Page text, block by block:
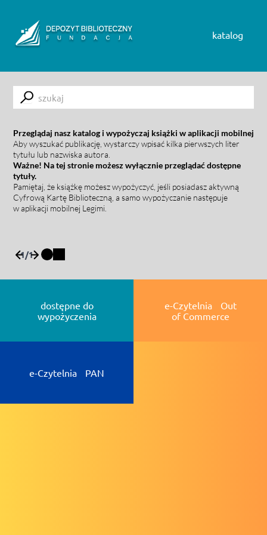
katalog
Submit
Przeglądaj nasz katalog i wypożyczaj książki w aplikacji mobilnej
Aby wyszukać publikację, wystarczy wpisać kilka pierwszych liter
tytułu lub nazwiska autora.
Ważne! Na tej stronie możesz wyłącznie przeglądać dostępne
tytuły.
Pamiętaj, że książkę możesz wypożyczyć, jeśli posiadasz aktywną
Cyfrową Kartę Biblioteczną, a samo wypożyczanie następuje
w aplikacji mobilnej Legimi.
1/1
dostępne do
wypożyczenia
e-Czytelnia Out
of Commerce
e-Czytelnia PAN